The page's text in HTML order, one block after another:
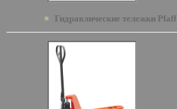
Гидравлические тележки Pfaff